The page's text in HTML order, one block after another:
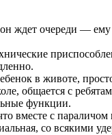
ждет очереди —
в животе,
общается с
функции.
вместе с
со